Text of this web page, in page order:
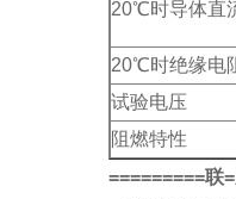
20℃时导体直
20℃时绝缘电
试验电压
阻燃特性
=========联=